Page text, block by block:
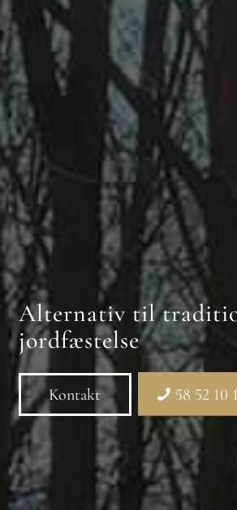
Alternativ til
jordfæstelse
Kontakt 58 52 10